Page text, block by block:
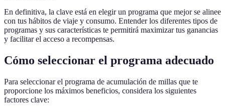
En definitiva, la clave está en elegir un programa que mejor se alinee
con tus hábitos de viaje y consumo. Entender los diferentes tipos de
programas y sus características te permitirá maximizar tus ganancias
y facilitar el acceso a recompensas.
Cómo seleccionar el programa adecuado
Para seleccionar el programa de acumulación de millas que te
proporcione los máximos beneficios, considera los siguientes
factores clave: